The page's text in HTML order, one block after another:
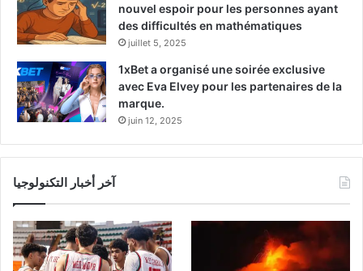
nouvel espoir pour les personnes ayant
des difficultés en mathématiques
juillet 5, 2025
1xBet a organisé une soirée exclusive
avec Eva Elvey pour les partenaires de la
marque.
juin 12, 2025
آخر أخبار التكنولوجيا